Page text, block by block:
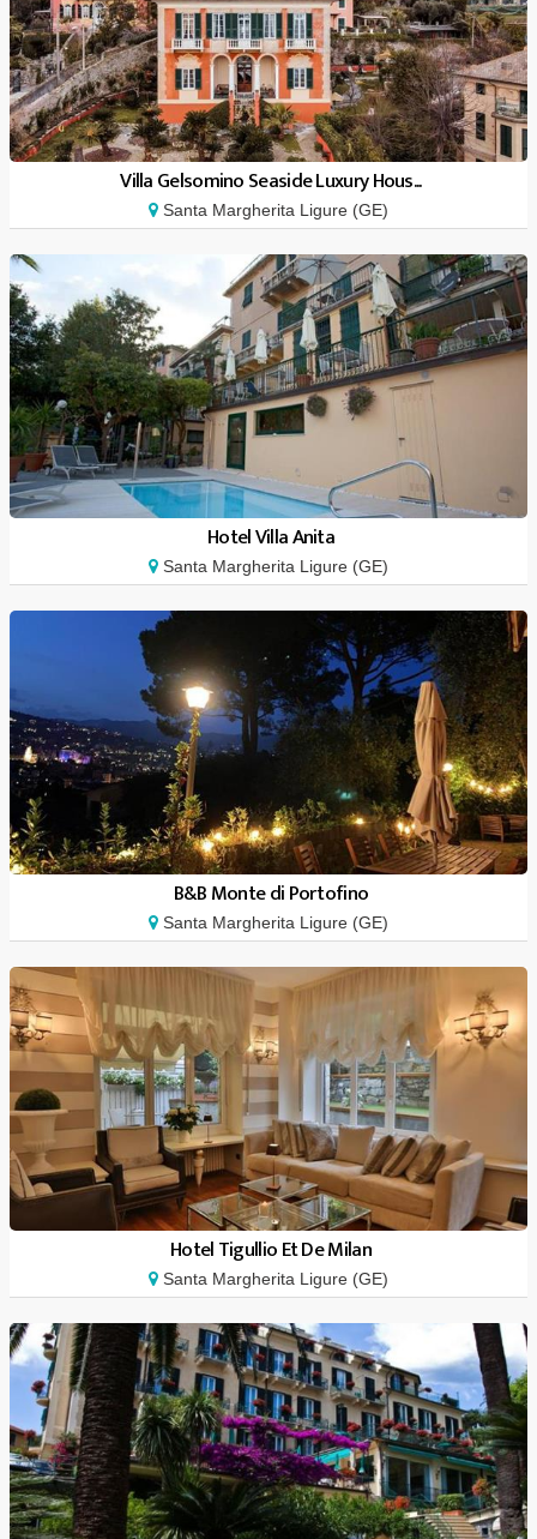
Villa Gelsomino Seaside Luxury Hous...
Santa Margherita Ligure (GE)
Hotel Villa Anita
Santa Margherita Ligure (GE)
B&B Monte di Portofino
Santa Margherita Ligure (GE)
Hotel Tigullio Et De Milan
Santa Margherita Ligure (GE)